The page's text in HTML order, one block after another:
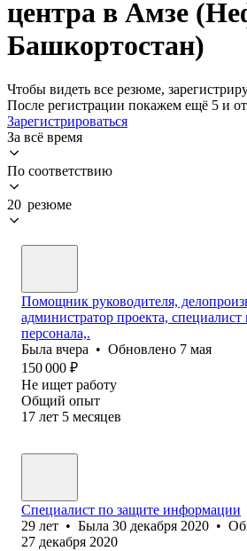
центра в Амзе
Башкортостан)
Чтобы видеть все резюме,
После регистрации покажем ещё 5 и
Зарегистрироваться
За всё время
По соответствию
20 резюме
Помощник руководителя,
администратор проекта,
персонала,.
Была вчера • Обновлено 7 мая
150 000 ₽
Не ищет работу
Общий опыт
17 лет 5 месяцев
Специалист по защите информации
29 лет • Была 30 декабря 2020 •
27 декабря 2020